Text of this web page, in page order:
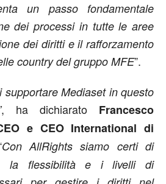
un passo fondamentale
dei processi in tutte le aree
dei diritti e il rafforzamento
country del gruppo MFE”.
supportare Mediaset in questo
, ha dichiarato Francesco
e CEO International di
Con AllRights siamo certi di
la flessibilità e i livelli di